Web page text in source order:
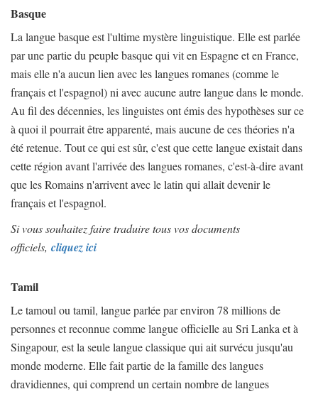
Basque
La langue basque est l'ultime mystère linguistique. Elle est parlée
par une partie du peuple basque qui vit en Espagne et en France,
mais elle n'a aucun lien avec les langues romanes (comme le
français et l'espagnol) ni avec aucune autre langue dans le monde.
Au fil des décennies, les linguistes ont émis des hypothèses sur ce
à quoi il pourrait être apparenté, mais aucune de ces théories n'a
été retenue. Tout ce qui est sûr, c'est que cette langue existait dans
cette région avant l'arrivée des langues romanes, c'est-à-dire avant
que les Romains n'arrivent avec le latin qui allait devenir le
français et l'espagnol.
Si vous souhaitez faire traduire tous vos documents
officiels, cliquez ici
Tamil
Le tamoul ou tamil, langue parlée par environ 78 millions de
personnes et reconnue comme langue officielle au Sri Lanka et à
Singapour, est la seule langue classique qui ait survécu jusqu'au
monde moderne. Elle fait partie de la famille des langues
dravidiennes, qui comprend un certain nombre de langues